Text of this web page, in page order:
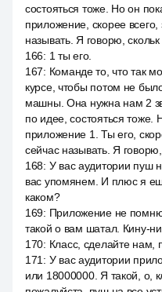
состояться тоже. Но он
приложение, скорее
называть. Я говорю, скольк
166: 1 ты его.
167: Команде то, что так
курсе, чтобы потом не
машны. Она нужна нам 2
по идее, состояться тоже.
приложение 1. Ты его,
сейчас называть. Я говорю,
168: У вас аудитории пуш
вас упомянем. И плюс я
каком?
169: Приложение не
такой о вам шатал. Кину-
170: Класс, сделайте нам,
171 : У вас аудитории
или 18000000. Я такой, о,